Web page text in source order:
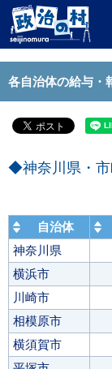
各自治体の給与・
◆神奈川県・
自治体
神奈川県
横浜市
川崎市
相模原市
横須賀市